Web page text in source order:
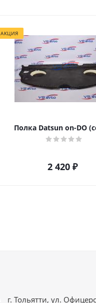
АКЦИЯ
Полка Datsun on-DO
2 420 ₽
г. Тольятти, ул.